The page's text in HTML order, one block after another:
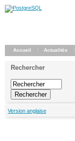
Accueil Actualités
Rechercher
Version anglaise